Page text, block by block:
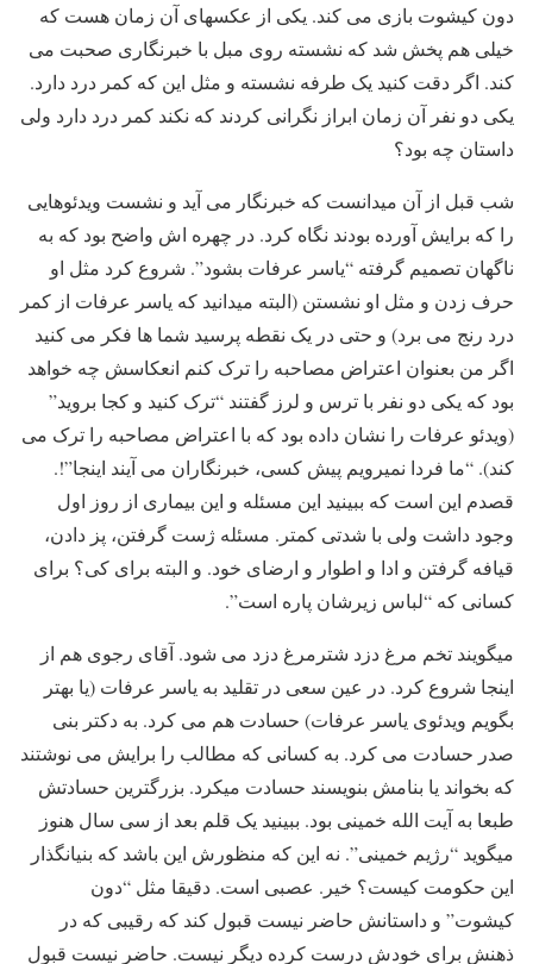
دون کیشوت بازی می کند. یکی از عکسهای آن زمان هست که
خیلی هم پخش شد که نشسته روی مبل با خبرنگاری صحبت می
کند. اگر دقت کنید یک طرفه نشسته و مثل این که کمر درد دارد.
یکی دو نفر آن زمان ابراز نگرانی کردند که نکند کمر درد دارد ولی
داستان چه بود؟
شب قبل از آن میدانست که خبرنگار می آید و نشست ویدئوهایی
را که برایش آورده بودند نگاه کرد. در چهره اش واضح بود که به
ناگهان تصمیم گرفته “یاسر عرفات بشود”. شروع کرد مثل او
حرف زدن و مثل او نشستن (البته میدانید که یاسر عرفات از کمر
درد رنج می برد) و حتی در یک نقطه پرسید شما ها فکر می کنید
اگر من بعنوان اعتراض مصاحبه را ترک کنم انعکاسش چه خواهد
بود که یکی دو نفر با ترس و لرز گفتند “ترک کنید و کجا بروید”
(ویدئو عرفات را نشان داده بود که با اعتراض مصاحبه را ترک می
کند). “ما فردا نمیرویم پیش کسی، خبرنگاران می آیند اینجا”!.
قصدم این است که ببینید این مسئله و این بیماری از روز اول
وجود داشت ولی با شدتی کمتر. مسئله ژست گرفتن، پز دادن،
قیافه گرفتن و ادا و اطوار و ارضای خود. و البته برای کی؟ برای
کسانی که “لباس زیرشان پاره است”.
میگویند تخم مرغ دزد شترمرغ دزد می شود. آقای رجوی هم از
اینجا شروع کرد. در عین سعی در تقلید به یاسر عرفات (یا بهتر
بگویم ویدئوی یاسر عرفات) حسادت هم می کرد. به دکتر بنی
صدر حسادت می کرد. به کسانی که مطالب را برایش می نوشتند
که بخواند یا بنامش بنویسند حسادت میکرد. بزرگترین حسادتش
طبعا به آیت الله خمینی بود. ببینید یک قلم بعد از سی سال هنوز
میگوید “رژیم خمینی”. نه این که منظورش این باشد که بنیانگذار
این حکومت کیست؟ خیر. عصبی است. دقیقا مثل “دون
کیشوت” و داستانش حاضر نیست قبول کند که رقیبی که در
ذهنش برای خودش درست کرده دیگر نیست. حاضر نیست قبول